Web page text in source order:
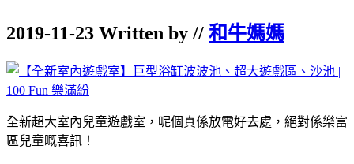
2019-11-23 Written by // 和牛媽媽
全新超大室內兒童遊戲室，呢個真係放電好去處，絕對係樂富
區兒童嘅喜訊！